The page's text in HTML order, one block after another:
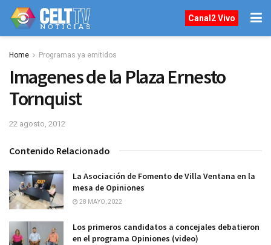
Canal2 Vivo
Home Programas ya emitidos
Imagenes de la Plaza Ernesto
Tornquist
22 agosto, 2012
Contenido Relacionado
La Asociación de Fomento de Villa Ventana en la
mesa de Opiniones
28 MAYO, 2022
Los primeros candidatos a concejales debatieron
en el programa Opiniones (video)